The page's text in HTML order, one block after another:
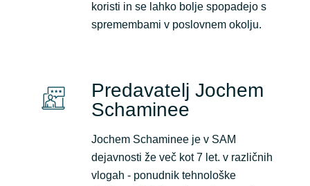
koristi in se lahko bolje spopadejo s
spremembami v poslovnem okolju.
Predavatelj Jochem
Schaminee
Jochem Schaminee je v SAM
dejavnosti že več kot 7 let. v različnih
vlogah - ponudnik tehnološke